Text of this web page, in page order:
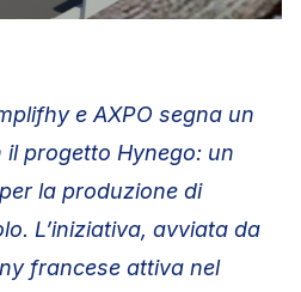
e AXPO segna un
progetto Hynego: un
la produzione di
L’iniziativa, avviata da
francese attiva nel